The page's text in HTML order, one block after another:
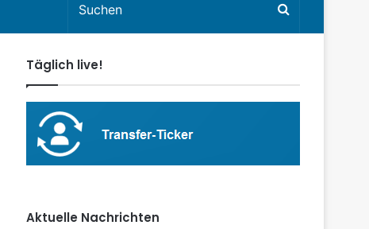
Täglich live!
Aktuelle Nachrichten